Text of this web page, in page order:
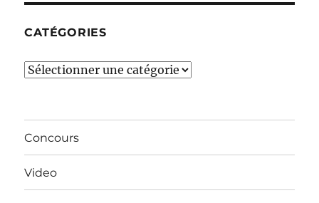
CATÉGORIES
Catégories
Concours
Video